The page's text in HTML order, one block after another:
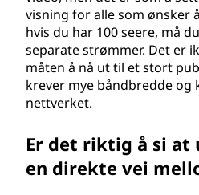
visning for alle som ønsker
hvis du har 100 seere, må
separate strømmer. Det er
måten å nå ut til et stort
krever mye båndbredde og
nettverket.
Er det riktig å si at
en direkte vei